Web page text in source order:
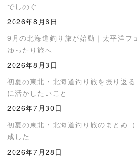
でしのぐ
2026年8月6日
9月の北海道釣り旅が始動｜太平洋フ
ゆったり旅へ
2026年8月3日
初夏の東北・北海道釣り旅を振り返
に活かしたいこと
2026年7月30日
初夏の東北・北海道釣り旅のまとめ
成した
2026年7月28日